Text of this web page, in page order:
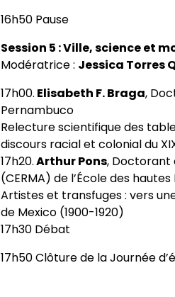
16h50 Pause
Session 5 : Ville, science et
Modératrice : Jessica Torres
17h00. Elisabeth F. Braga,
Pernambuco
Relecture scientifique des
discours racial et colonial du
17h20.Arthur Pons, Doctorant
(CERMA) de l’École des
Artistes et transfuges : vers
de Mexico (1900-1920)
17h30 Débat
17h50 Clôture de la Journée